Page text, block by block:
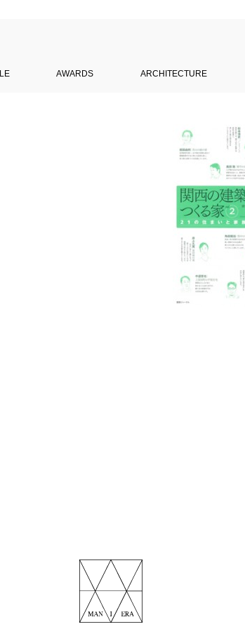
AWARDS ARCHITECTURE